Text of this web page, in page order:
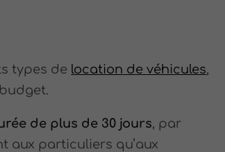
types de location de véhicules,
de plus de 30 jours, par
aux particuliers qu’aux